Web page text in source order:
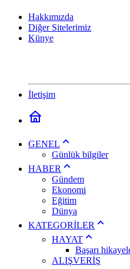
Hakkımızda
Diğer Sitelerimiz
Künye
İletişim
GENEL
Günlük bilgiler
HABER
Gündem
Ekonomi
Eğitim
Dünya
KATEGORİLER
HAYAT
Başarı
ALIŞVERİŞ